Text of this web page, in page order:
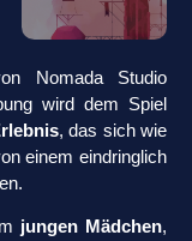
Nomada Studio
wird dem Spiel
, das sich wie
einem eindringlich
jungen Mädchen,